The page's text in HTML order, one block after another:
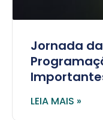
Jornada
LEIA MAIS »